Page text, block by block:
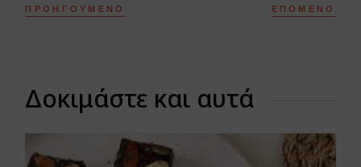
ΠΡΟΗΓΟΎΜΕΝΟ ΕΠΌΜΕΝΟ
Δοκιμάστε και αυτά